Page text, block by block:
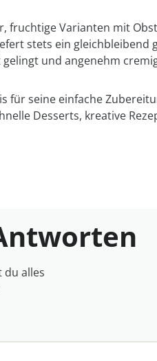
fruchtige Varianten mit
stets ein gleichbleibend
und angenehm
für seine einfache
Desserts, kreative
du alles